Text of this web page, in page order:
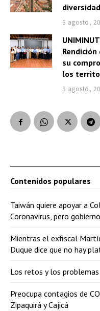
6 agosto,
su
los
5 agosto,
Contenidos populares
Taiwán quiere apoyar a
Coronavirus, pero
Mientras el exfiscal
Duque dice que no hay
Los retos y los
Preocupa contagios de
Zipaquirá y Cajicá